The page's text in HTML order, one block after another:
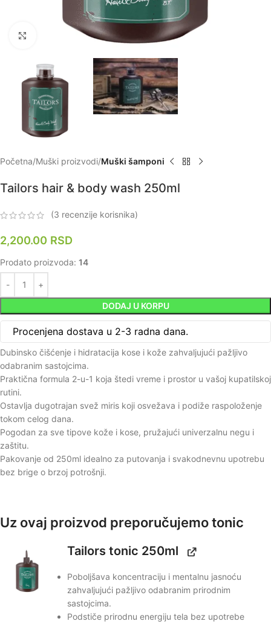
Početna Muški proizvodi Muški šamponi
Tailors hair & body wash 250ml
(3 recenzije korisnika)
2,200.00 RSD
Prodato proizvoda: 14
Uz ovaj proizvod preporučujemo tonic
Tailors tonic 250ml
Poboljšava koncentraciju i mentalnu jasnoću
zahvaljujući pažljivo odabranim prirodnim
sastojcima.
Podstiče prirodnu energiju tela bez upotrebe
DODAJ U KORPU
Procenjena dostava u 2-3 radna dana.
Dubinsko čišćenje i hidratacija kose i kože zahvaljujući pažljivo
odabranim sastojcima.
Praktična formula 2-u-1 koja štedi vreme i prostor u vašoj kupatilskoj
rutini.
Ostavlja dugotrajan svež miris koji osvežava i podiže raspoloženje
tokom celog dana.
Pogodan za sve tipove kože i kose, pružajući univerzalnu negu i
zaštitu.
Pakovanje od 250ml idealno za putovanja i svakodnevnu upotrebu
bez brige o brzoj potrošnji.